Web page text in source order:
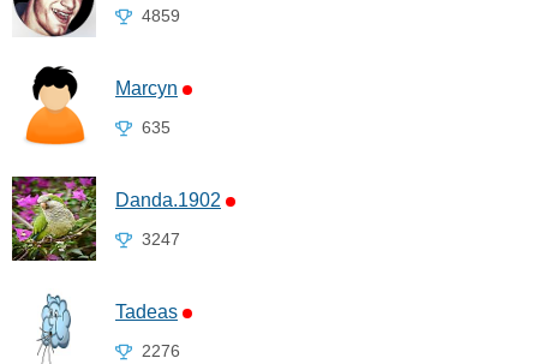
4859
Marcyn
635
Danda.1902
3247
Tadeas
2276